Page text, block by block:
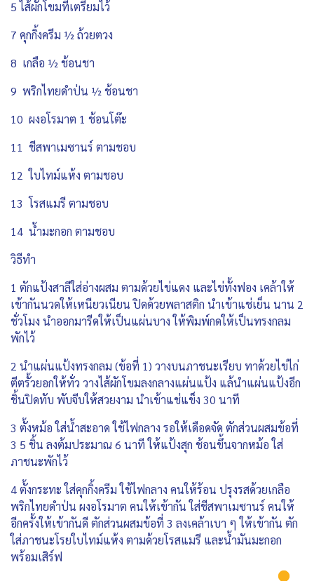
5 ไส้ผักโขมที่เตรียมไว้
7 คุกกิ้งครีม ½ ถ้วยตวง
8 เกลือ ½ ช้อนชา
9 พริกไทยดำป่น ½ ช้อนชา
10 ผงอโรมาต 1 ช้อนโต๊ะ
11 ชีสพาเมซานร์ ตามชอบ
12 ใบไทม์แห้ง ตามชอบ
13 โรสแมรี ตามชอบ
14 น้ำมะกอก ตามชอบ
วิธีทำ
1 ตักแป้งสาลีใส่อ่างผสม ตามด้วยไข่แดง และไข่ทั้งฟอง เคล้าให้
เข้ากันนวดให้เหนียวเนียน ปิดด้วยพลาสติก นำเข้าแช่เย็น นาน 2
ชั่วโมง นำออกมารีดให้เป็นแผ่นบาง ให้พิมพ์กดให้เป็นทรงกลม
พักไว้
2 นำแผ่นแป้งทรงกลม (ข้อที่ 1) วางบนภาชนะเรียบ ทาด้วยไข่ไก่
ตีตรั้วยอกให้ทั่ว วางไส้ผักโขมลงกลางแผ่นแป้ง แล้นำแผ่นแป้งอีก
ชิ้นปิดทับ พับจีบให้สวยงาม นำเข้าแช่แข็ง 30 นาที
3 ตั้งหม้อ ใส่น้ำสะอาด ใช้ไฟกลาง รอให้เดือดจัด ตักส่วนผสมข้อที่
3 5 ชิ้น ลงต้มประมาณ 6 นาที ให้แป้งสุก ช้อนขึ้นจากหม้อ ใส่
ภาชนะพักไว้
4 ตั้งกระทะ ใส่คุกกิ้งครีม ใช้ไฟกลาง คนให้ร้อน ปรุงรสด้วยเกลือ
พริกไทยดำป่น ผงอโรมาต คนให้เข้ากัน ใส่ชีสพาเมซานร์ คนให้
อีกครั้งให้เข้ากันดี ตักส่วนผสมข้อที่ 3 ลงเคล้าเบา ๆ ให้เข้ากัน ตัก
ใส่ภาชนะโรยใบไทม์แห้ง ตามด้วยโรสแมรี และน้ำมันมะกอก
พร้อมเสิร์ฟ